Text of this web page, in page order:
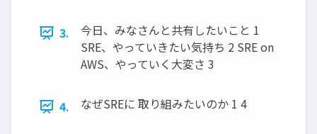
3.
今日、みなさんと共有したいこと 1
SRE、やっていきたい気持ち 2 SRE on
AWS、やっていく大変さ 3
4. なぜSREに 取り組みたいのか 1 4